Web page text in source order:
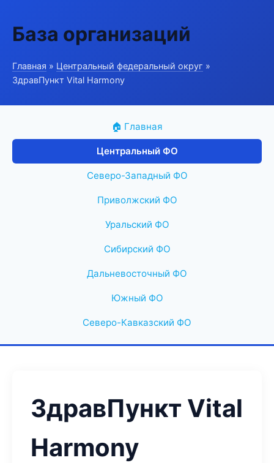
База организаций
Главная » Центральный федеральный округ »
ЗдравПункт Vital Harmony
🏠 Главная
Центральный ФО
Северо-Западный ФО
Приволжский ФО
Уральский ФО
Сибирский ФО
Дальневосточный ФО
Южный ФО
Северо-Кавказский ФО
ЗдравПункт Vital
Harmony